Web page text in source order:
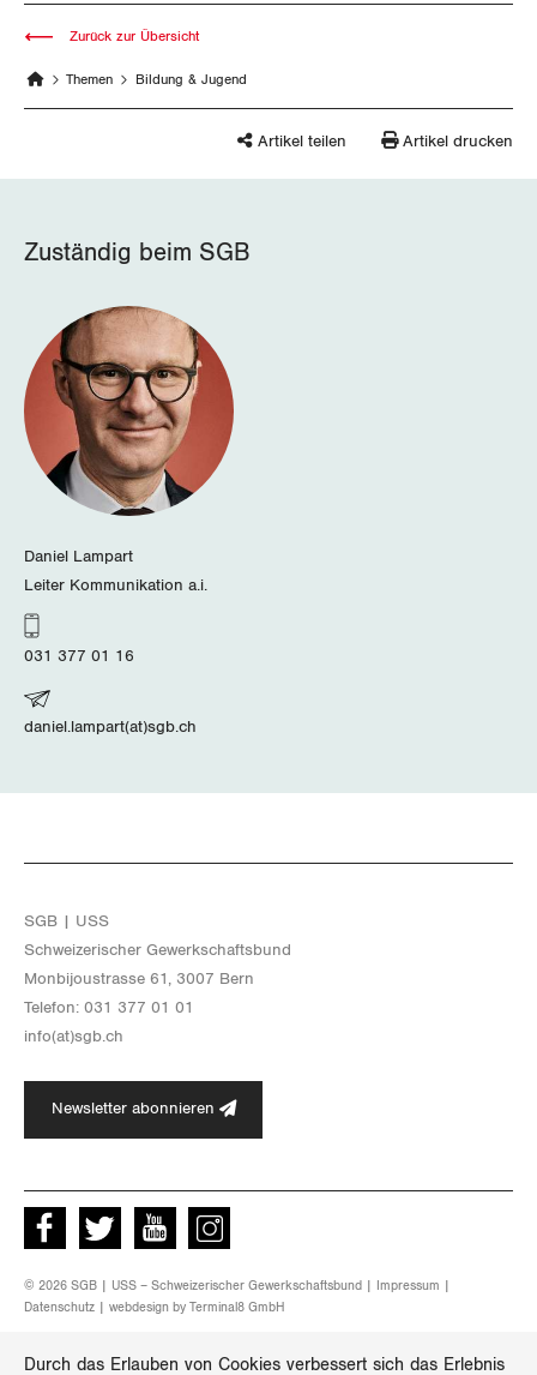
Durch das Erlauben von Cookies verbessert sich das Erlebnis
Schaffhausen
Solothurn
Thurgau
Uri
Waadt
Zug
Themen Bildung & Jugend
Zurück zur Übersicht
Artikel teilen Artikel drucken
Zuständig beim SGB
Daniel Lampart
Leiter Kommunikation a.i.
031 377 01 16
daniel.lampart(at)sgb.ch
SGB | USS
Schwei­ze­ri­scher Ge­werk­schafts­bund
Mon­bi­joustras­se 61, 3007 Bern
Te­le­fon: 031 377 01 01
info(at)​sgb.​ch
Newsletter abonnieren
Facebook Twitter Youtube instagram
© 2026 SGB | USS – Schweizerischer Gewerkschaftsbund | Impressum
Datenschutz | webdesign by Terminal8 GmbH